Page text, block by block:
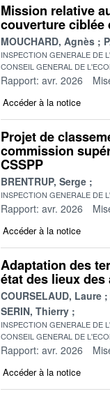
Mission relative
couverture ciblée
MOUCHARD, Agnès
INSPECTION GENERALE DE
CONSEIL GENERAL DE
Rapport: avr. 2026
Accéder à la notice
Projet de
commission
CSSPP
BRENTRUP, Serge
INSPECTION GENERALE DE
Rapport: avr. 2026
Accéder à la notice
Adaptation des
état des lieux
COURSELAUD, Laure
SERIN, Thierry
INSPECTION GENERALE DE
CONSEIL GENERAL DE
Rapport: avr. 2026
Accéder à la notice